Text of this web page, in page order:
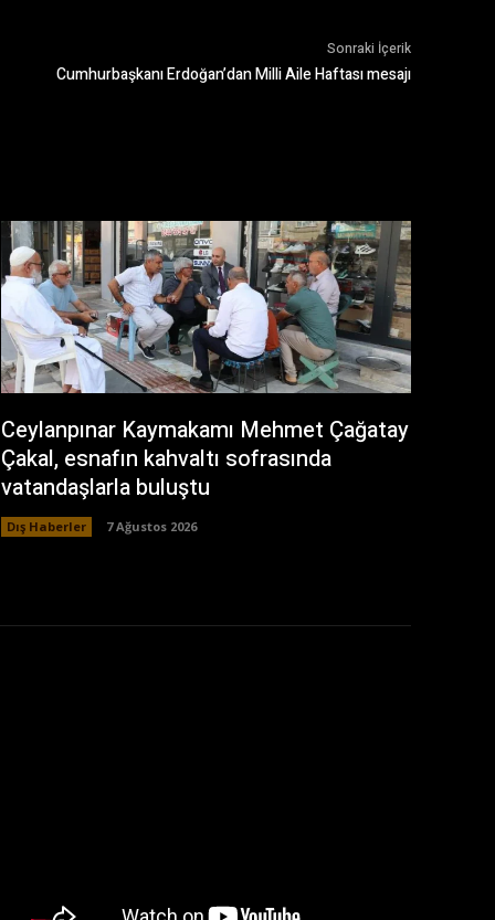
Sonraki İçerik
Cumhurbaşkanı Erdoğan’dan Milli Aile Haftası mesajı
Ceylanpınar Kaymakamı Mehmet Çağatay
Çakal, esnafın kahvaltı sofrasında
vatandaşlarla buluştu
Dış Haberler 7 Ağustos 2026